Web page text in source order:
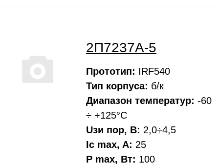
2П7237А-5
Прототип: IRF540
Тип корпуса: б/к
Диапазон температур: -60
÷ +125°С
Uзи пор, В: 2,0÷4,5
Ic max, A: 25
P max, Вт: 100